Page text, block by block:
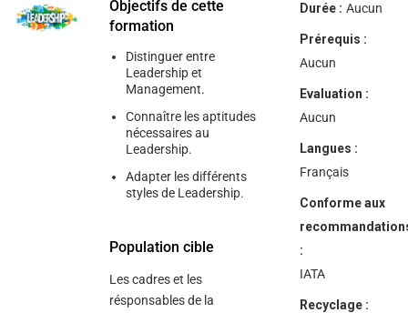
help
you
navigate
Objectifs de cette
formation
Distinguer entre
Leadership et
Management.
Connaître les aptitudes
nécessaires au
Leadership.
Adapter les différents
styles de Leadership.
Population cible
Les cadres et les
résponsables de la
Durée : Aucun
Prérequis :
Aucun
Evaluation :
Aucun
Langues :
Français
Conforme aux
:
IATA
Recyclage :